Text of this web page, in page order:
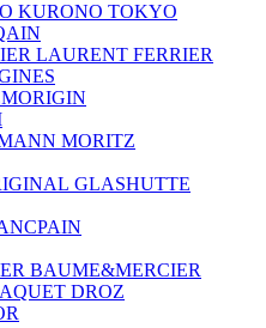
KURONO TOKYO
LAURENT FERRIER
MORITZ
GLASHUTTE
BAUME&MERCIER
DROZ